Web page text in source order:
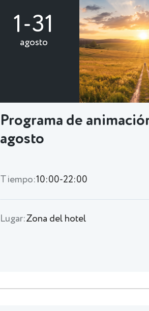
1-31
agosto
Programa de
agosto
Tiempo:10:00-22:00
Lugar:Zona del hotel